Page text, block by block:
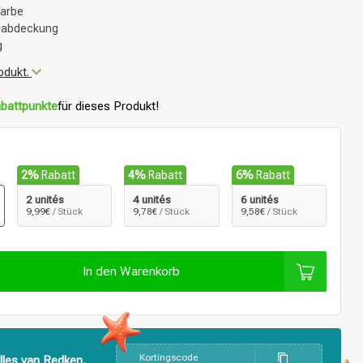
für dieses Produkt!
2%Rabatt
2 unités
9,99€ / Stück
4% Rabatt
4 unités
9,78€ / Stück
6%Rabatt
6 unités
9,58€ / Stück
In den Warenkorb
Kortingscode